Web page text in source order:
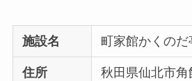
施設名 町家館かくのだ
住所 秋田県仙北市